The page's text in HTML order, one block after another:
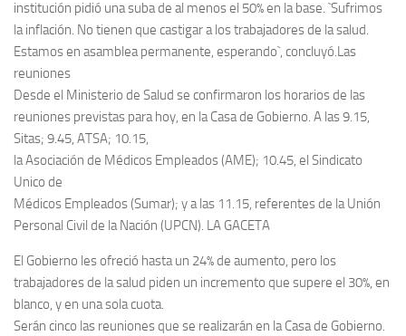
institución pidió una suba de al menos el 50% en la base. `Sufrimos
la inflación. No tienen que castigar a los trabajadores de la salud.
Estamos en asamblea permanente, esperando`, concluyó.Las
reuniones
Desde el Ministerio de Salud se confirmaron los horarios de las
reuniones previstas para hoy, en la Casa de Gobierno. A las 9.15,
Sitas; 9.45, ATSA; 10.15,
la Asociación de Médicos Empleados (AME); 10.45, el Sindicato
Unico de
Médicos Empleados (Sumar); y a las 11.15, referentes de la Unión
Personal Civil de la Nación (UPCN). LA GACETA
El Gobierno les ofreció hasta un 24% de aumento, pero los
trabajadores de la salud piden un incremento que supere el 30%, en
blanco, y en una sola cuota.
Serán cinco las reuniones que se realizarán en la Casa de Gobierno.